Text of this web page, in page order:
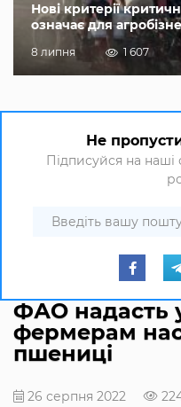
Нові критерії
означає для
8 липня 1 607
Не
Підписуйся на наші
ФАО надасть
фермерам
пшениці
26 серпня 2022